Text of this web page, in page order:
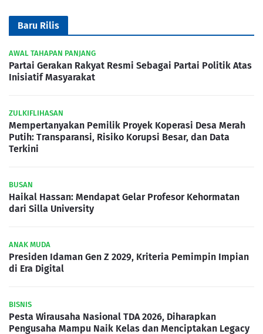
Baru Rilis
AWAL TAHAPAN PANJANG
Partai Gerakan Rakyat Resmi Sebagai Partai Politik Atas
Inisiatif Masyarakat
ZULKIFLIHASAN
Mempertanyakan Pemilik Proyek Koperasi Desa Merah
Putih: Transparansi, Risiko Korupsi Besar, dan Data
Terkini
BUSAN
Haikal Hassan: Mendapat Gelar Profesor Kehormatan
dari Silla University
ANAK MUDA
Presiden Idaman Gen Z 2029, Kriteria Pemimpin Impian
di Era Digital
BISNIS
Pesta Wirausaha Nasional TDA 2026, Diharapkan
Pengusaha Mampu Naik Kelas dan Menciptakan Legacy